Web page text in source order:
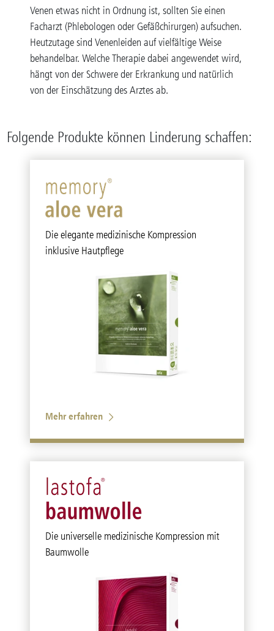
Venen etwas nicht in Ordnung ist, sollten Sie einen
Facharzt (Phlebologen oder Gefäßchirurgen) aufsuchen.
Heutzutage sind Venenleiden auf vielfältige Weise
behandelbar. Welche Therapie dabei angewendet wird,
hängt von der Schwere der Erkrankung und natürlich
von der Einschätzung des Arztes ab.
Folgende Produkte können Linderung schaffen:
Die elegante medizinische Kompression
inklusive Hautpflege
Mehr erfahren
Die universelle medizinische Kompression mit
Baumwolle